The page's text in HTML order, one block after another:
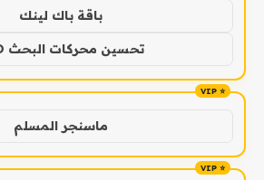
باقة باك لينك
تحسين محركات البحث SEO
ماسنجر المسلم